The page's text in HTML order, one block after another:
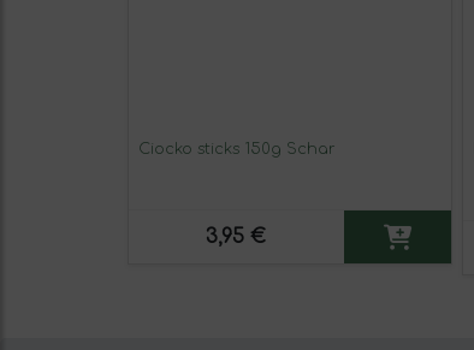
Ciocko sticks 150g Schar
3,95 €